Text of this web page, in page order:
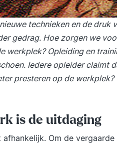
technieken en de druk
gedrag. Hoe zorgen we
werkplek? Opleiding en
Iedere opleider claimt
presteren op de
is de uitdaging
Om de